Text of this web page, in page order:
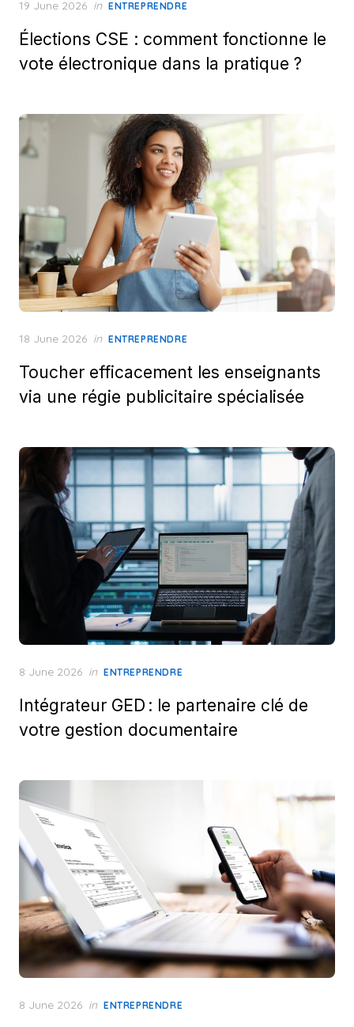
Posted
19 June 2026 in ENTREPRENDRE
Élections CSE : comment fonctionne le
vote électronique dans la pratique ?
Posted
18 June 2026 in ENTREPRENDRE
Toucher efficacement les enseignants
via une régie publicitaire spécialisée
Posted
8 June 2026 in ENTREPRENDRE
Intégrateur GED : le partenaire clé de
votre gestion documentaire
Posted
8 June 2026 in ENTREPRENDRE